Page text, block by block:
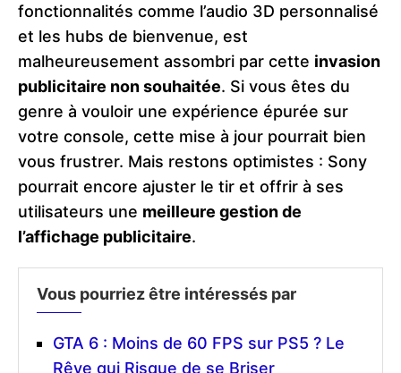
fonctionnalités comme l’audio 3D personnalisé
et les hubs de bienvenue, est
malheureusement assombri par cette invasion
publicitaire non souhaitée. Si vous êtes du
genre à vouloir une expérience épurée sur
votre console, cette mise à jour pourrait bien
vous frustrer. Mais restons optimistes : Sony
pourrait encore ajuster le tir et offrir à ses
utilisateurs une meilleure gestion de
l’affichage publicitaire.
Vous pourriez être intéressés par
GTA 6 : Moins de 60 FPS sur PS5 ? Le
Rêve qui Risque de se Briser